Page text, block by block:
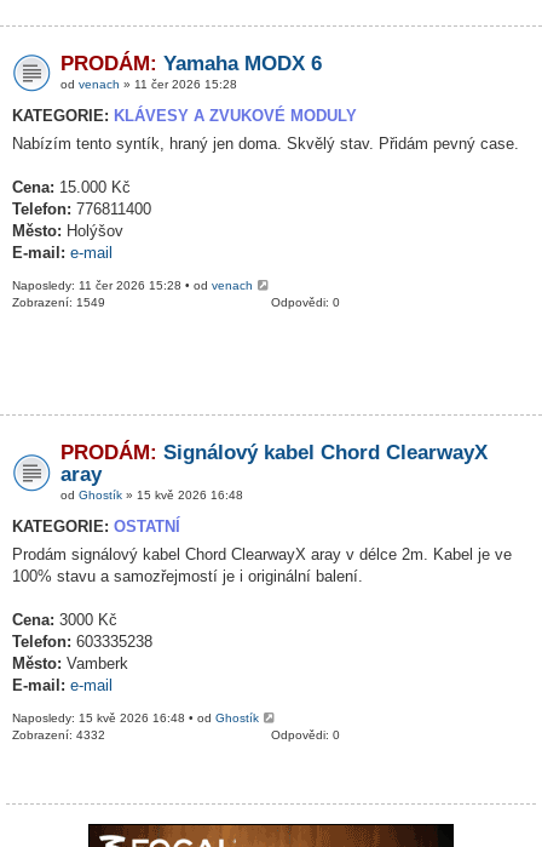
PRODÁM: Yamaha MODX 6
od venach » 11 čer 2026 15:28
KATEGORIE: KLÁVESY A ZVUKOVÉ MODULY
Nabízím tento syntík, hraný jen doma. Skvělý stav. Přidám pevný case.
Cena: 15.000 Kč
Telefon: 776811400
Město: Holýšov
E-mail: e-mail
Naposledy: 11 čer 2026 15:28 • od venach
Odpovědi: 0
Zobrazení: 1549
PRODÁM: Signálový kabel Chord ClearwayX
aray
od Ghostík » 15 kvě 2026 16:48
KATEGORIE: OSTATNÍ
Prodám signálový kabel Chord ClearwayX aray v délce 2m. Kabel je ve
100% stavu a samozřejmostí je i originální balení.
Cena: 3000 Kč
Telefon: 603335238
Město: Vamberk
E-mail: e-mail
Naposledy: 15 kvě 2026 16:48 • od Ghostík
Odpovědi: 0
Zobrazení: 4332